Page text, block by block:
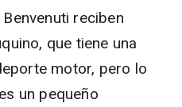
reciben
que tiene una
motor, pero lo
un pequeño